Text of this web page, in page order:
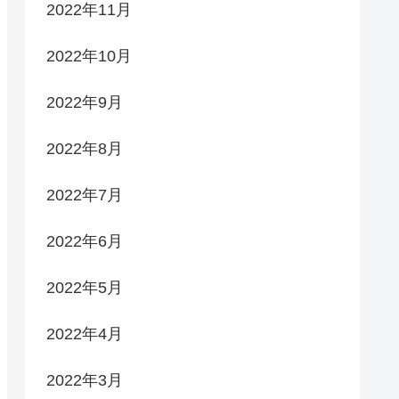
2022年11月
2022年10月
2022年9月
2022年8月
2022年7月
2022年6月
2022年5月
2022年4月
2022年3月